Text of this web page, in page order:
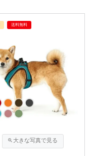
送料無料